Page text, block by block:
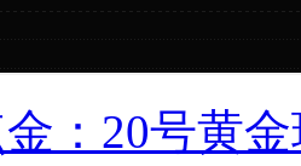
：20号黄金